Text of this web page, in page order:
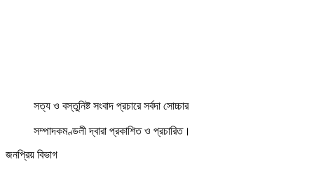
সত্য ও বস্তুনিষ্ট সংবাদ প্রচারে সর্বদা সোচ্চার
সম্পাদকমণ্ডলী দ্বারা প্রকাশিত ও প্রচারিত।
জনপ্রিয় বিভাগ